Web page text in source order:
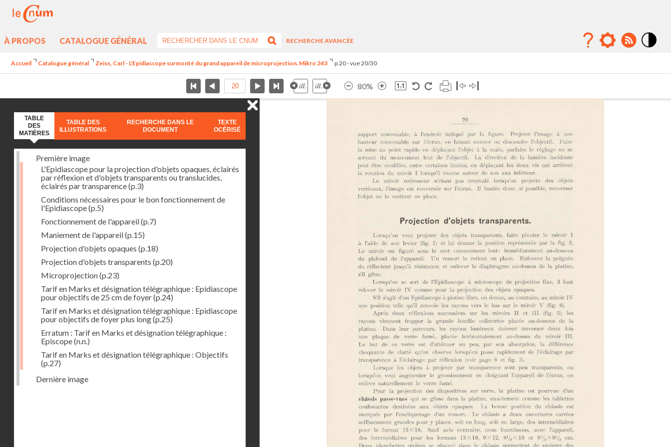
À PROPOS CATALOGUE GÉNÉRAL
RECHERCHE AVANCÉE
Accueil Catalogue général Zeiss, Carl - L'Epidiascope surmonté du grand appareil de microprojection. Mikro 243 p.20 - vue 20/30
80%
TABLE
DES
MATIÈRES
TABLE DES
ILLUSTRATIONS
RECHERCHE DANS LE
DOCUMENT
TEXTE
OCÉRISÉ
Première image
L'Epidiascope pour la projection d'objets opaques, éclairés
par réflexion et d'objets transparents ou translucides,
éclairés par transparence(p.3)
Conditions nécessaires pour le bon fonctionnement de
l'Epidiascope(p.5)
Fonctionnement de l'appareil(p.7)
Maniement de l'appareil(p.15)
Projection d'objets opaques (p.18)
Projection d'objets transparents (p.20)
Microprojection(p.23)
Tarif en Marks et désignation télégraphique : Epidiascope
pour objectifs de 25 cm de foyer(p.24)
Tarif en Marks et désignation télégraphique : Epidiascope
pour objectifs de foyer plus long(p.25)
Erratum : Tarif en Marks et désignation télégraphique :
Episcope(n.n.)
Tarif en Marks et désignation télégraphique : Objectifs
(p.27)
Dernière image